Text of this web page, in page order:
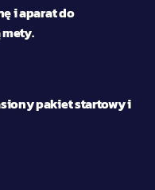
i aparat do
pakiet startowy i